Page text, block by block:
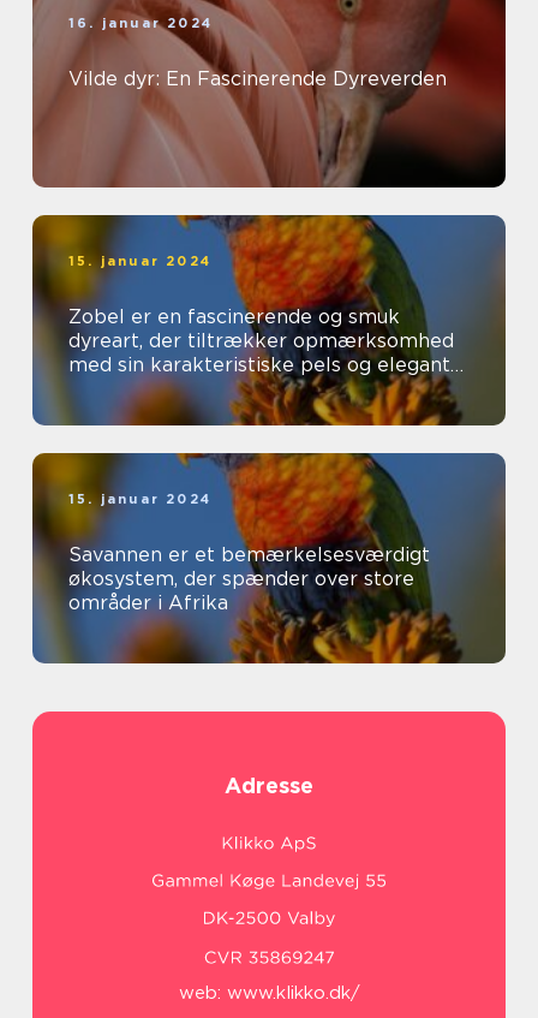
16. januar 2024
Vilde dyr: En Fascinerende Dyreverden
15. januar 2024
Zobel er en fascinerende og smuk
dyreart, der tiltrækker opmærksomhed
med sin karakteristiske pels og elegante
udseende
15. januar 2024
Savannen er et bemærkelsesværdigt
økosystem, der spænder over store
områder i Afrika
Adresse
web: www.klikko.dk/